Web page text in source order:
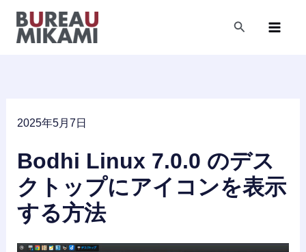
検
2025年5月7日
Bodhi Linux 7.0.0 のデス
クトップにアイコンを表示
する方法